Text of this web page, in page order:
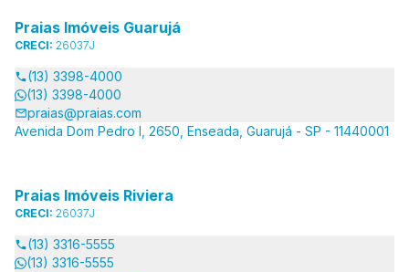
Praias Imóveis Guarujá
CRECI: 26037J
(13) 3398-4000
(13) 3398-4000
praias@praias.com
Avenida Dom Pedro I, 2650, Enseada, Guarujá - SP - 11440001
Praias Imóveis Riviera
CRECI: 26037J
(13) 3316-5555
(13) 3316-5555